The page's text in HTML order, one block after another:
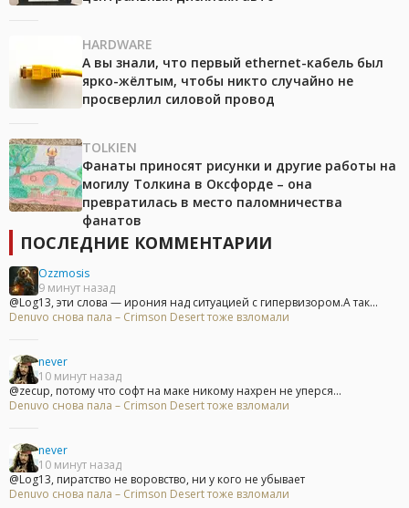
HARDWARE
А вы знали, что первый ethernet-кабель был
ярко-жёлтым, чтобы никто случайно не
просверлил силовой провод
TOLKIEN
Фанаты приносят рисунки и другие работы на
могилу Толкина в Оксфорде – она
превратилась в место паломничества
фанатов
ПОСЛЕДНИЕ КОММЕНТАРИИ
Ozzmosis
9 минут назад
@Log13, эти слова — ирония над ситуацией с гипервизором.А так...
Denuvo снова пала – Crimson Desert тоже взломали
never
10 минут назад
@zecup, потому что софт на маке никому нахрен не уперся...
Denuvo снова пала – Crimson Desert тоже взломали
never
10 минут назад
@Log13, пиратство не воровство, ни у кого не убывает
Denuvo снова пала – Crimson Desert тоже взломали